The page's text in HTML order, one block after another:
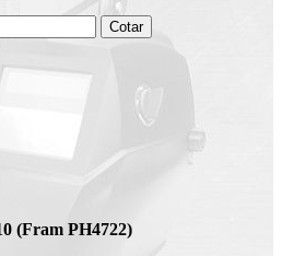
Cotar
(Fram PH4722)